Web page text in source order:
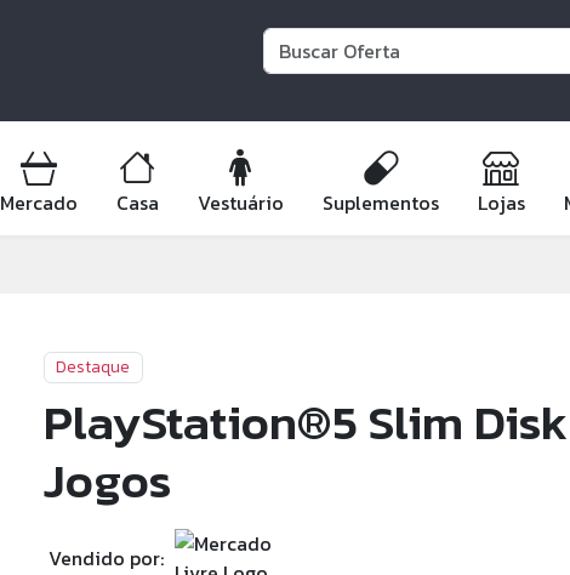
Mercado Casa Vestuário Suplementos Lojas
Destaque
PlayStation®5 Slim Disk
Jogos
Vendido por: